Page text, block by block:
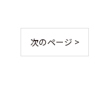
次のページ >